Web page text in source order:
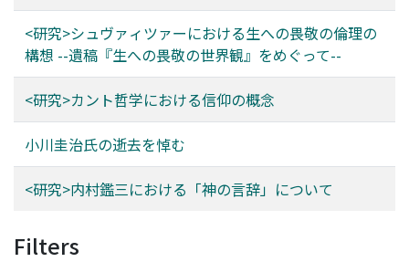
<研究>シュヴァィツァーにおける生への畏敬の倫理の
構想 --遺稿『生への畏敬の世界観』をめぐって--
<研究>カント哲学における信仰の概念
小川圭治氏の逝去を悼む
<研究>内村鑑三における「神の言辞」について
Filters